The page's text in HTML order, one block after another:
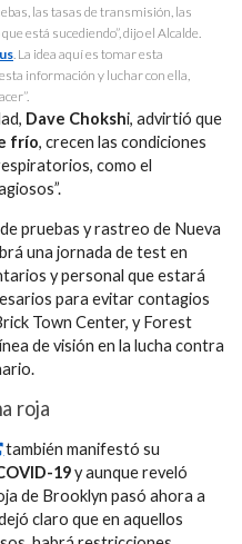
las tasas de transmisión, las
está sucediendo”, dijo el Alcalde.
. La idea aquí es tomar esta
información y luchar con ella,
Dave Chokshi, advirtió que
frío, crecen las condiciones
como el
pruebas y rastreo de Nueva
una jornada de test en
y personal que estará
para evitar contagios
Town Center, y Forest
de visión en la lucha contra
roja
también manifestó su
19y aunque reveló
de Brooklyn pasó ahora a
claro que en aquellos